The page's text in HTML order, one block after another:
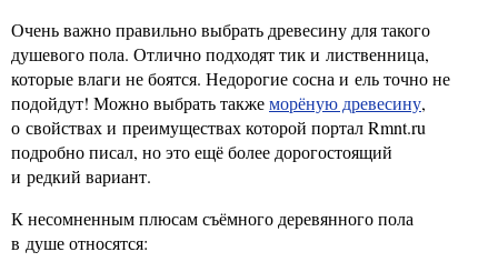
Очень важно правильно выбрать древесину для такого
душевого пола. Отлично подходят тик и лиственница,
которые влаги не боятся. Недорогие сосна и ель точно не
подойдут! Можно выбрать такжеморёную древесину,
о свойствах и преимуществах которой портал Rmnt.ru
подробно писал, но это ещё более дорогостоящий
и редкий вариант.
К несомненным плюсам съёмного деревянного пола
в душе относятся: